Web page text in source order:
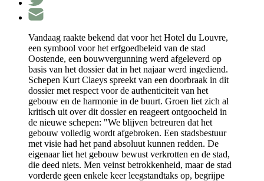
Vandaag raakte bekend dat voor het Hotel du Louvre,
een symbool voor het erfgoedbeleid van de stad
Oostende, een bouwvergunning werd afgeleverd op
basis van het dossier dat in het najaar werd ingediend.
Schepen Kurt Claeys spreekt van een doorbraak in dit
dossier met respect voor de authenticiteit van het
gebouw en de harmonie in de buurt. Groen liet zich al
kritisch uit over dit dossier en reageert ontgoocheld in
de nieuwe schepen: "We blijven betreuren dat het
gebouw volledig wordt afgebroken. Een stadsbestuur
met visie had het pand absoluut kunnen redden. De
eigenaar liet het gebouw bewust verkrotten en de stad,
die deed niets. Men veinst betrokkenheid, maar de stad
vorderde geen enkele keer leegstandtaks op, begrijpe